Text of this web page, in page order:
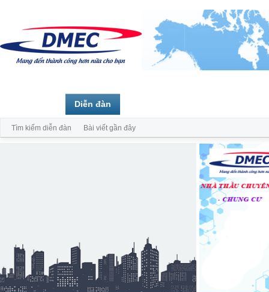
Diễn đàn
Tìm kiếm diễn đàn Bài viết gần đây